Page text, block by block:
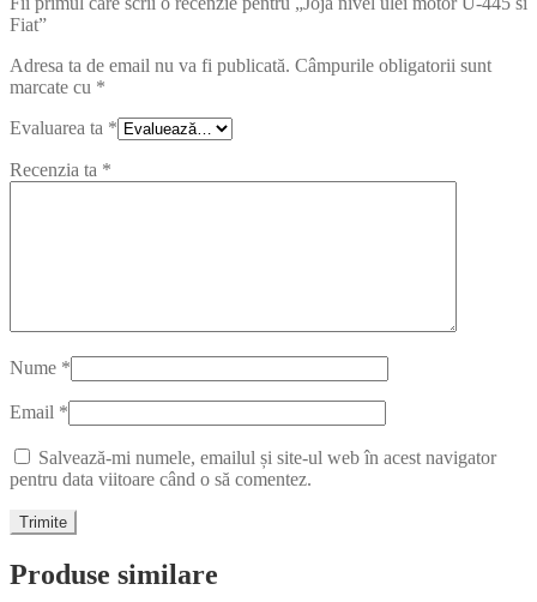
Fiat”
Adresa ta de email nu va fi publicată. Câmpurile obligatorii sunt
marcate cu *
Evaluarea ta *
Recenzia ta *
Nume *
Email *
Salvează-mi numele, emailul și site-ul web în acest navigator
pentru data viitoare când o să comentez.
Produse similare